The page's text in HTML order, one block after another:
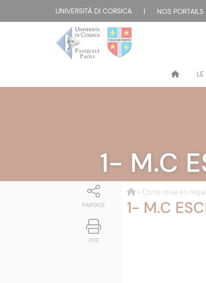
UNIVERSITÀ DI CORSICA | NOS
1- M.C
PARTAGE
PDF
> Corte mise en
1- M.C